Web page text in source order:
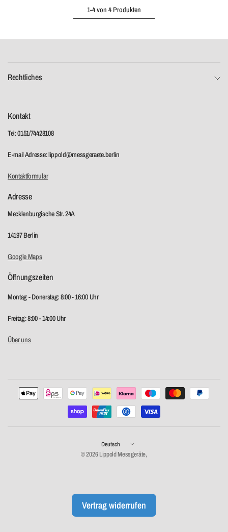
1-4 von 4 Produkten
Rechtliches
Kontakt
Tel: 0151/74428108
E-mail Adresse: lippold@messgeraete.berlin
Kontaktformular
Adresse
Mecklenburgische Str. 24A
14197 Berlin
Google Maps
Öffnungszeiten
Montag - Donerstag: 8:00 - 16:00 Uhr
Freitag: 8:00 - 14:00 Uhr
Über uns
Land/Region
aktualisieren
© 2026 Lippold Messgeräte,
Vertrag widerrufen